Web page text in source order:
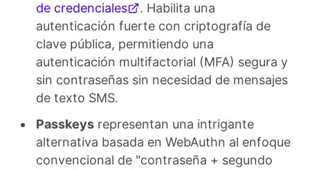
de credenciales
. Habilita una
autenticación fuerte con criptografía de
clave pública, permitiendo una
autenticación multifactorial (MFA) segura y
sin contraseñas sin necesidad de mensajes
de texto SMS.
Passkeys representan una intrigante
alternativa basada en WebAuthn al enfoque
convencional de "contraseña + segundo